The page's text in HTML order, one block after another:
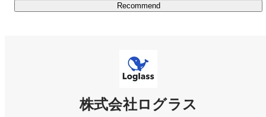
Recommend
株式会社ログラス